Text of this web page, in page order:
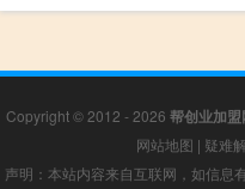
Copyright © 2012 - 2026 帮创业加盟
网站地图 | 疑难
声明：本站内容来自互联网，如信息